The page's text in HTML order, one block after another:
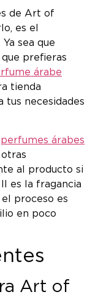
de Art of
es el
sea que
prefieras
árabe
tienda
tus necesidades
perfumes árabes
al producto si
es la fragancia
el proceso es
en poco
Art of